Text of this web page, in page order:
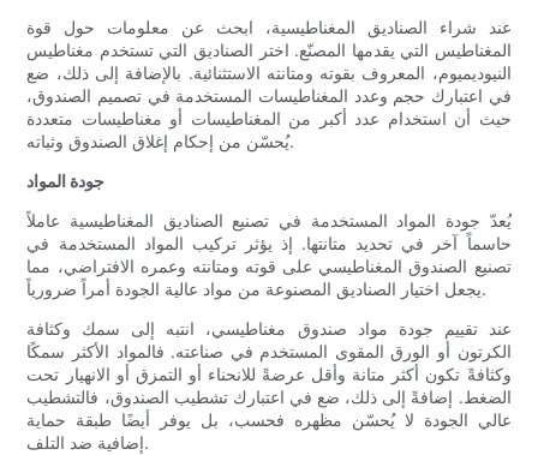
عند شراء الصناديق المغناطيسية، ابحث عن معلومات حول قوة
المغناطيس التي يقدمها المصنّع. اختر الصناديق التي تستخدم مغناطيس
النيوديميوم، المعروف بقوته ومتانته الاستثنائية. بالإضافة إلى ذلك، ضع
في اعتبارك حجم وعدد المغناطيسات المستخدمة في تصميم الصندوق،
حيث أن استخدام عدد أكبر من المغناطيسات أو مغناطيسات متعددة
يُحسّن من إحكام إغلاق الصندوق وثباته.
جودة المواد
يُعدّ جودة المواد المستخدمة في تصنيع الصناديق المغناطيسية عاملاً
حاسماً آخر في تحديد متانتها. إذ يؤثر تركيب المواد المستخدمة في
تصنيع الصندوق المغناطيسي على قوته ومتانته وعمره الافتراضي، مما
يجعل اختيار الصناديق المصنوعة من مواد عالية الجودة أمراً ضرورياً.
عند تقييم جودة مواد صندوق مغناطيسي، انتبه إلى سمك وكثافة
الكرتون أو الورق المقوى المستخدم في صناعته. فالمواد الأكثر سمكًا
وكثافةً تكون أكثر متانة وأقل عرضةً للانحناء أو التمزق أو الانهيار تحت
الضغط. إضافةً إلى ذلك، ضع في اعتبارك تشطيب الصندوق، فالتشطيب
عالي الجودة لا يُحسّن مظهره فحسب، بل يوفر أيضًا طبقة حماية
إضافية ضد التلف.